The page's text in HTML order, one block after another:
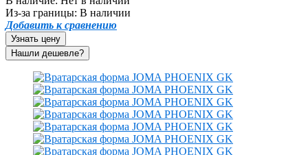
Из-за границы: В наличии
Добавить к сравнению
Узнать цену